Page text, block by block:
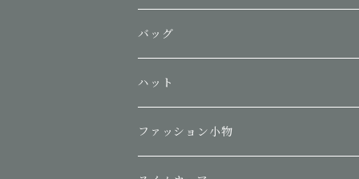
バッグ
ハット
ファッション小物